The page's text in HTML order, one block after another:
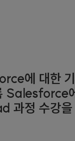
에 대한
Salesforce
과정 수강을